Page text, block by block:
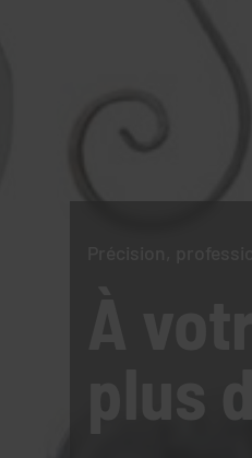
Précision,
À
plus